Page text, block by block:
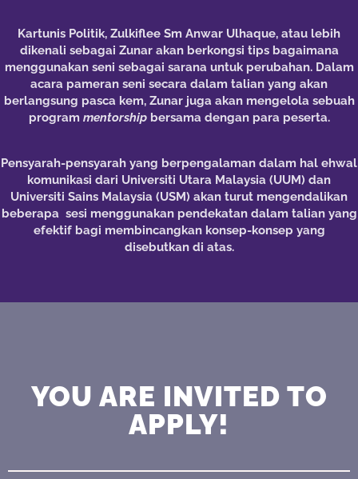
Kartunis Politik, Zulkiflee Sm Anwar Ulhaque, atau lebih
dikenali sebagai Zunar akan berkongsi tips bagaimana
menggunakan seni sebagai sarana untuk perubahan. Dalam
acara pameran seni secara dalam talian yang akan
berlangsung pasca kem, Zunar juga akan mengelola sebuah
program mentorship bersama dengan para peserta.
Pensyarah-pensyarah yang berpengalaman dalam hal ehwal
komunikasi dari Universiti Utara Malaysia (UUM) dan
Universiti Sains Malaysia (USM) akan turut mengendalikan
beberapa sesi menggunakan pendekatan dalam talian yang
efektif bagi membincangkan konsep-konsep yang
disebutkan di atas.
YOU ARE INVITED TO
APPLY!